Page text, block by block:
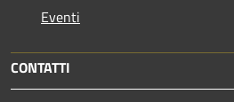
Eventi
CONTATTI